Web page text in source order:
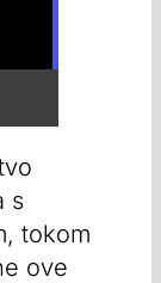
s
tokom
ove